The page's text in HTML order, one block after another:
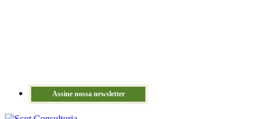
Assine nossa newsletter